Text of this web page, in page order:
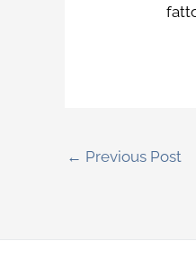
← Previous Post